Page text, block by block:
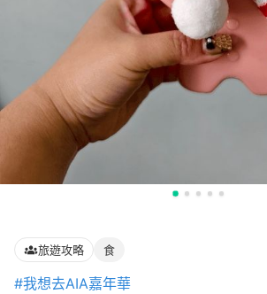
旅遊攻略 食
#我想去AIA嘉年華